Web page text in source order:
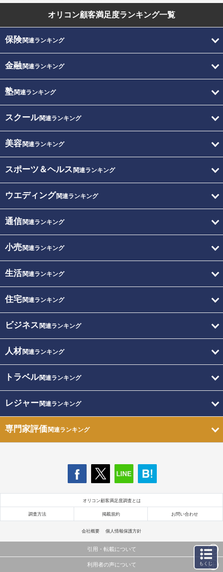
オリコン顧客満足度ランキング一覧
保険関連ランキング
金融関連ランキング
塾関連ランキング
スクール関連ランキング
美容関連ランキング
スポーツ＆ヘルス 関連ランキング
ウエディング関連ランキング
通信関連ランキング
小売関連ランキング
生活関連ランキング
住宅関連ランキング
ビジネス 関連ランキング
人材関連ランキング
トラベル関連ランキング
レジャー関連ランキング
専門家評価関連ランキング
オリコン顧客満足度調査とは
調査方法 掲載規約 お問い合わせ
会社概要 個人情報保護方針
引用・転載について
当サイトで公開されている情報（文字、写真、イラスト、画像データ等）及びこれらの配置・
利用者の声について もくじ